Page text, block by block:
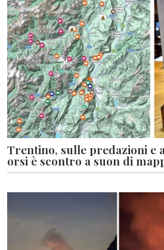
Trentino, sulle predazioni e
orsi è scontro a suon di